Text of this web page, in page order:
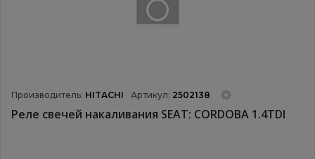
Производитель: HITACHI Артикул: 2502138
Реле свечей накаливания SEAT: CORDOBA 1.4TDI